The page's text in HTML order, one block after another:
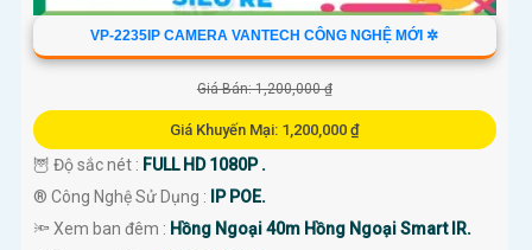
VP-2235IP CAMERA VANTECH CÔNG NGHỆ MỚI ✲
Giá Bán: 1,200,000 ₫
Giá Khuyến Mại: 1,200,000 ₫
🦉 Độ sắc nét : FULL HD 1080P .
®️ Công Nghệ Sử Dụng :
IP POE.
🔦 Xem ban đêm : Hồng Ngoại 40m Hồng Ngoại Smart IR.